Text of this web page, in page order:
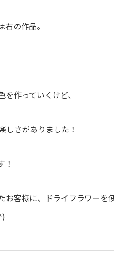
の作品。
作っていくけど、
しさがありました！
！
お客様に、ドライフラワーを